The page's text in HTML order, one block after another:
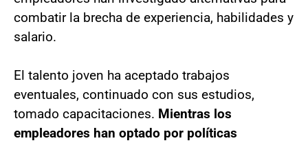
combatir la brecha de experiencia, habilidades y
salario.
El talento joven ha aceptado trabajos
eventuales, continuado con sus estudios,
tomado capacitaciones. Mientras los
empleadores han optado por políticas